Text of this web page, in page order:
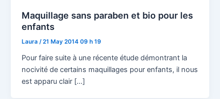
Maquillage sans paraben et bio pour les
enfants
Laura /21 May 2014 09 h 19
Pour faire suite à une récente étude démontrant la
nocivité de certains maquillages pour enfants, il nous
est apparu clair […]